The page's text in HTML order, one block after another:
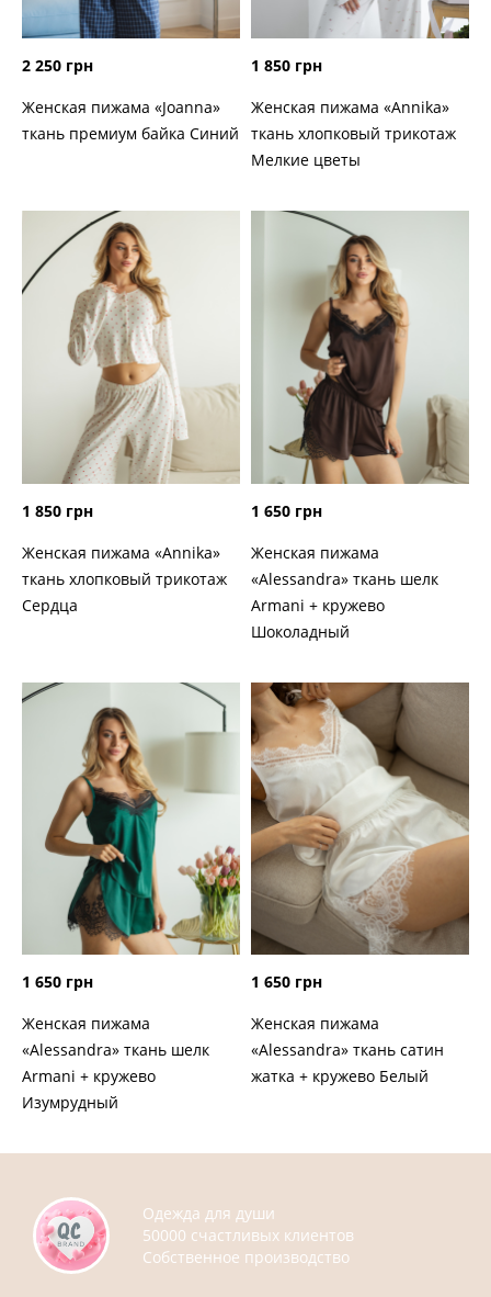
2 250 грн
Женская пижама «Joanna»
ткань премиум байка Синий
1 850 грн
Женская пижама «Annika»
ткань хлопковый трикотаж
Мелкие цветы
1 850 грн
Женская пижама «Annika»
ткань хлопковый трикотаж
Сердца
1 650 грн
Женская пижама
«Alessandra» ткань шелк
Armani + кружево
Шоколадный
1 650 грн
Женская пижама
«Alessandra» ткань шелк
Armani + кружево
Изумрудный
1 650 грн
Женская пижама
«Alessandra» ткань сатин
жатка + кружево Белый
Одежда для души
50000 счастливых клиентов
Собственное производство